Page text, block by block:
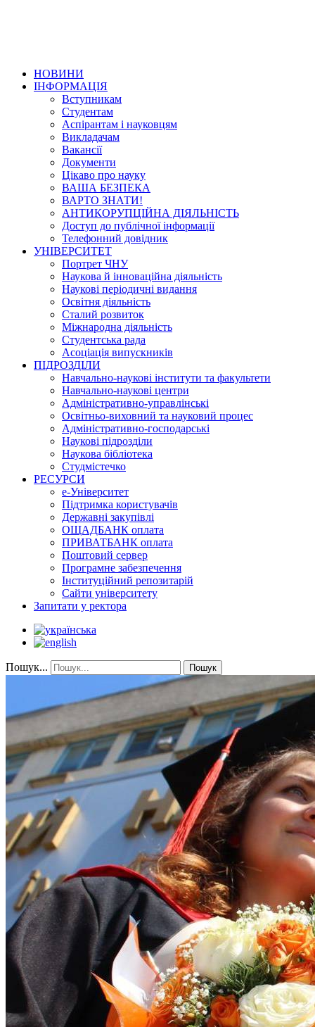
НОВИНИ
ІНФОРМАЦІЯ
Вступникам
Студентам
Аспірантам і науковцям
Викладачам
Вакансії
Документи
Цікаво про науку
ВАША БЕЗПЕКА
ВАРТО ЗНАТИ!
АНТИКОРУПЦІЙНА ДІЯЛЬНІСТЬ
Доступ до публічної інформації
Телефонний довідник
УНІВЕРСИТЕТ
Портрет ЧНУ
Наукова й інноваційна діяльність
Наукові періодичні видання
Освітня діяльність
Сталий розвиток
Міжнародна діяльність
Студентська рада
Асоціація випускників
ПІДРОЗДІЛИ
Навчально-наукові інститути та факультети
Навчально-наукові центри
Адміністративно-управлінські
Освітньо-виховний та науковий процес
Адміністративно-господарські
Наукові підрозділи
Наукова бібліотека
Студмістечко
РЕСУРСИ
е-Університет
Підтримка користувачів
Державні закупівлі
ОЩАДБАНК оплата
ПРИВАТБАНК оплата
Поштовий сервер
Програмне забезпечення
Інституційний репозитарій
Сайти університету
Запитати у ректора
Пошук... Пошук